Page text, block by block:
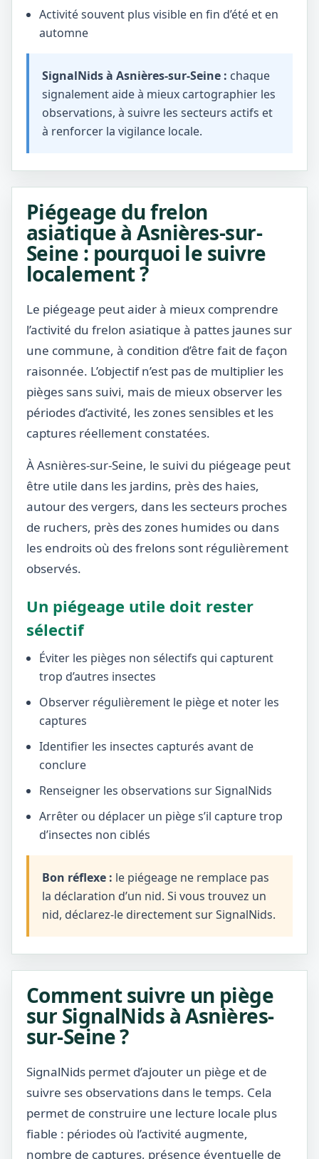
Activité souvent plus visible en fin d’été et en
automne
SignalNids à Asnières-sur-Seine : chaque
signalement aide à mieux cartographier les
observations, à suivre les secteurs actifs et
à renforcer la vigilance locale.
Piégeage du frelon
asiatique à Asnières-sur-
Seine : pourquoi le suivre
localement ?
Le piégeage peut aider à mieux comprendre
l’activité du frelon asiatique à pattes jaunes sur
une commune, à condition d’être fait de façon
raisonnée. L’objectif n’est pas de multiplier les
pièges sans suivi, mais de mieux observer les
périodes d’activité, les zones sensibles et les
captures réellement constatées.
À Asnières-sur-Seine, le suivi du piégeage peut
être utile dans les jardins, près des haies,
autour des vergers, dans les secteurs proches
de ruchers, près des zones humides ou dans
les endroits où des frelons sont régulièrement
observés.
Un piégeage utile doit rester
sélectif
Éviter les pièges non sélectifs qui capturent
trop d’autres insectes
Observer régulièrement le piège et noter les
captures
Identifier les insectes capturés avant de
conclure
Renseigner les observations sur SignalNids
Arrêter ou déplacer un piège s’il capture trop
d’insectes non ciblés
Bon réflexe : le piégeage ne remplace pas
la déclaration d’un nid. Si vous trouvez un
nid, déclarez-le directement sur SignalNids.
Comment suivre un piège
sur SignalNids à Asnières-
sur-Seine ?
SignalNids permet d’ajouter un piège et de
suivre ses observations dans le temps. Cela
permet de construire une lecture locale plus
fiable : périodes où l’activité augmente,
nombre de captures, présence éventuelle de